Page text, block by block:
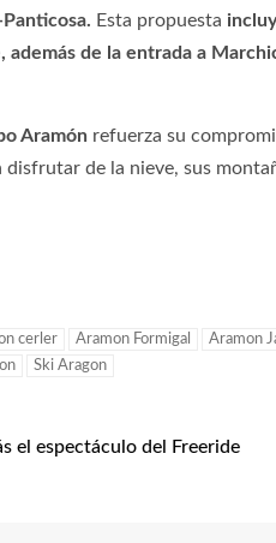
Panticosa. Esta propuesta
además de la entrada a
Aramón refuerza su
de la nieve, sus
cerler Aramon Formigal Aramon
Ski Aragon
el espectáculo del Freeride